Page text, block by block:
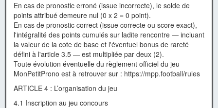
En cas de pronostic erroné (issue incorrecte), le solde de
points attribué demeure nul (0 x 2 = 0 point).
En cas de pronostic correct (issue correcte ou score exact),
l'intégralité des points cumulés sur ladite rencontre — incluant
la valeur de la cote de base et l'éventuel bonus de rareté
défini à l'article 3.5 — est multipliée par deux (2).
Toute évolution éventuelle du règlement officiel du jeu
MonPetitProno est à retrouver sur : https://mpp.football/rules
ARTICLE 4 : L’organisation du jeu
4.1 Inscription au jeu concours